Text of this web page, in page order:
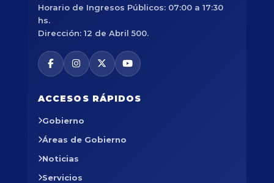
Horario de Ingresos Públicos: 07:00 a 17:30
hs.
Dirección: 12 de Abril 500.
ACCESOS RÁPIDOS
Gobierno
Áreas de Gobierno
Noticias
Servicios